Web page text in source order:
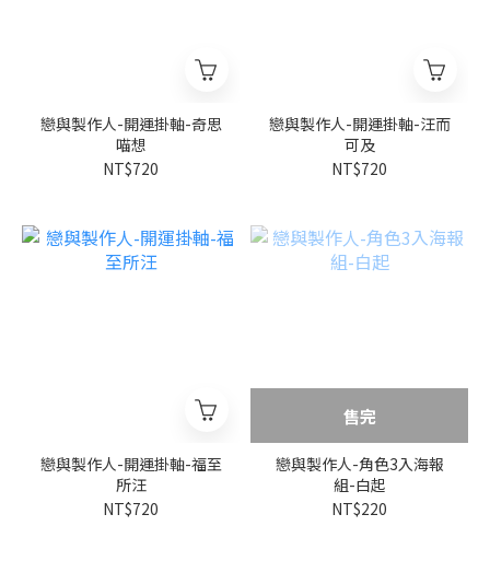
戀與製作人-開運掛軸-奇思
喵想
NT$720
戀與製作人-開運掛軸-汪而
可及
NT$720
戀與製作人-開運掛軸-福至
所汪
NT$720
售完
戀與製作人-角色3入海報
組-白起
NT$220